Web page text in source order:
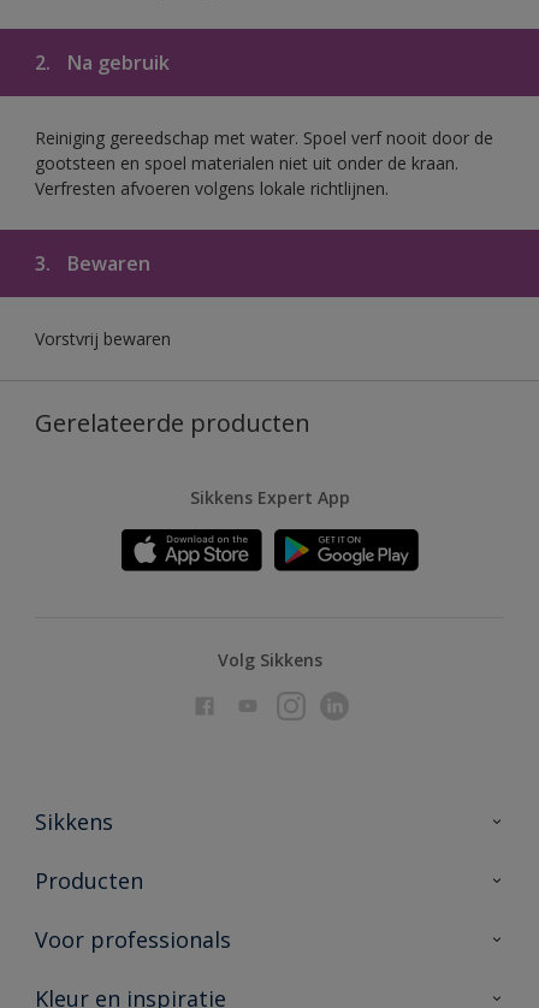
2. Na gebruik
Reiniging gereedschap met water. Spoel verf nooit door de
gootsteen en spoel materialen niet uit onder de kraan.
Verfresten afvoeren volgens lokale richtlijnen.
3. Bewaren
Vorstvrij bewaren
Gerelateerde producten
Sikkens Expert App
Volg Sikkens
Sikkens
Over Sikkens
Duurzaamheid
Producten
Producten voor binnen
Vind je verkooppunt
Voor professionals
Advies & service
Kleur en inspiratie